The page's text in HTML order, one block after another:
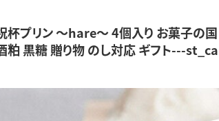
杯プリン ～hare～ 4個入り お菓子の国
粕 黒糖 贈り物 のし対応 ギフト---